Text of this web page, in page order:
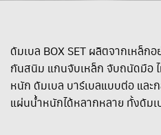
ดัมเบล BOX SET ผลิตจากเหล็ก
กันสนิม แกนจับเหล็ก จับถนัดมือ
หนัก ดัมเบล บาร์เบลแบบต่อ แล
แผ่นน้ำหนักได้หลากหลาย ทั้งดัมเ